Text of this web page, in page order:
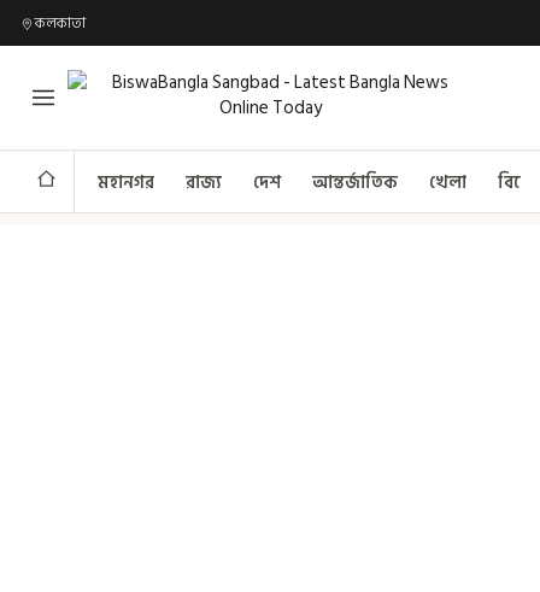
কলকাতা
মহানগর রাজ্য দেশ আন্তর্জাতিক খেলা